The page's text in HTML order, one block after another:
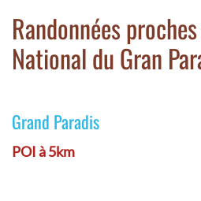
Randonnées
National du Gran
Grand Paradis
POI à 5km